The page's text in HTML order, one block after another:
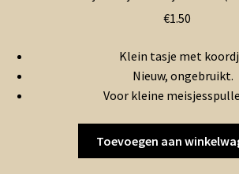
€1.50
Klein tasje met
Nieuw, ongebruikt.
Voor kleine
Toevoegen aan